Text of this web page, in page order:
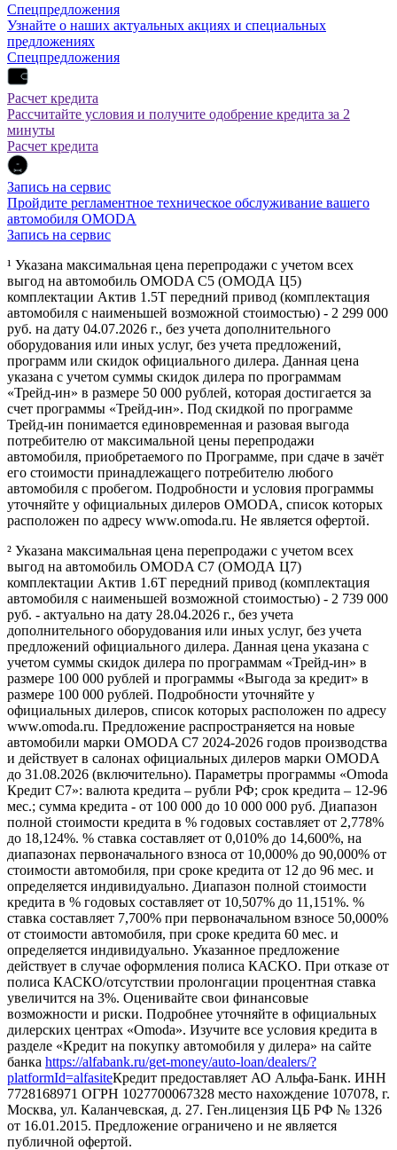
Спецпредложения
Узнайте о наших актуальных акциях и специальных
предложениях
Спецпредложения
Расчет кредита
Рассчитайте условия и получите одобрение кредита за 2
минуты
Расчет кредита
Запись на сервис
Пройдите регламентное техническое обслуживание вашего
автомобиля OMODA
Запись на сервис
¹ Указана максимальная цена перепродажи с учетом всех
выгод на автомобиль OMODA C5 (ОМОДА Ц5)
комплектации Актив 1.5Т передний привод (комплектация
автомобиля с наименьшей возможной стоимостью) - 2 299 000
руб. на дату 04.07.2026 г., без учета дополнительного
оборудования или иных услуг, без учета предложений,
программ или скидок официального дилера. Данная цена
указана с учетом суммы скидок дилера по программам
«Трейд-ин» в размере 50 000 рублей, которая достигается за
счет программы «Трейд-ин». Под скидкой по программе
Трейд-ин понимается единовременная и разовая выгода
потребителю от максимальной цены перепродажи
автомобиля, приобретаемого по Программе, при сдаче в зачёт
его стоимости принадлежащего потребителю любого
автомобиля с пробегом. Подробности и условия программы
уточняйте у официальных дилеров OMODA, список которых
расположен по адресу www.omoda.ru. Не является офертой.
² Указана максимальная цена перепродажи с учетом всех
выгод на автомобиль OMODA C7 (ОМОДА Ц7)
комплектации Актив 1.6T передний привод (комплектация
автомобиля с наименьшей возможной стоимостью) - 2 739 000
руб. - актуально на дату 28.04.2026 г., без учета
дополнительного оборудования или иных услуг, без учета
предложений официального дилера. Данная цена указана с
учетом суммы скидок дилера по программам «Трейд-ин» в
размере 100 000 рублей и программы «Выгода за кредит» в
размере 100 000 рублей. Подробности уточняйте у
официальных дилеров, список которых расположен по адресу
www.omoda.ru. Предложение распространяется на новые
автомобили марки OMODA C7 2024-2026 годов производства
и действует в салонах официальных дилеров марки OMODA
до 31.08.2026 (включительно). Параметры программы «Omoda
Кредит C7»: валюта кредита – рубли РФ; срок кредита – 12-96
мес.; сумма кредита - от 100 000 до 10 000 000 руб. Диапазон
полной стоимости кредита в % годовых составляет от 2,778%
до 18,124%. % ставка составляет от 0,010% до 14,600%, на
диапазонах первоначального взноса от 10,000% до 90,000% от
стоимости автомобиля, при сроке кредита от 12 до 96 мес. и
определяется индивидуально. Диапазон полной стоимости
кредита в % годовых составляет от 10,507% до 11,151%. %
ставка составляет 7,700% при первоначальном взносе 50,000%
от стоимости автомобиля, при сроке кредита 60 мес. и
определяется индивидуально. Указанное предложение
действует в случае оформления полиса КАСКО. При отказе от
полиса КАСКО/отсутствии пролонгации процентная ставка
увеличится на 3%. Оценивайте свои финансовые
возможности и риски. Подробнее уточняйте в официальных
дилерских центрах «Omoda». Изучите все условия кредита в
разделе «Кредит на покупку автомобиля у дилера» на сайте
банка https://alfabank.ru/get-money/auto-loan/dealers/?
platformId=alfasiteКредит предоставляет АО Альфа-Банк. ИНН
7728168971 ОГРН 1027700067328 место нахождение 107078, г.
Москва, ул. Каланчевская, д. 27. Ген.лицензия ЦБ РФ № 1326
от 16.01.2015. Предложение ограничено и не является
публичной офертой.